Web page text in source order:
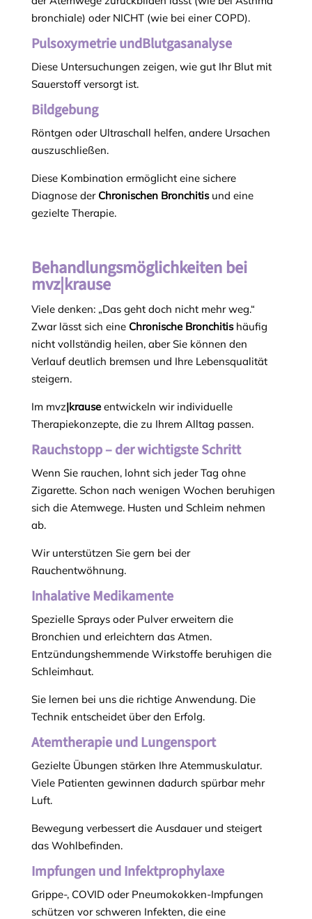
bronchiale) oder NICHT (wie bei einer COPD).
Pulsoxymetrie undBlutgasanalyse
Diese Untersuchungen zeigen, wie gut Ihr Blut mit
Sauerstoff versorgt ist.
Bildgebung
Röntgen oder Ultraschall helfen, andere Ursachen
auszuschließen.
Diese Kombination ermöglicht eine sichere
Diagnose der Chronischen Bronchitisund eine
gezielte Therapie.
Behandlungsmöglichkeiten bei
mvz|krause
Viele denken: „Das geht doch nicht mehr weg.“
Zwar lässt sich eine Chronische Bronchitishäufig
nicht vollständig heilen, aber Sie können den
Verlauf deutlich bremsen und Ihre Lebensqualität
steigern.
Im mvz|krauseentwickeln wir individuelle
Therapiekonzepte, die zu Ihrem Alltag passen.
Rauchstopp – der wichtigste Schritt
Wenn Sie rauchen, lohnt sich jeder Tag ohne
Zigarette. Schon nach wenigen Wochen beruhigen
sich die Atemwege. Husten und Schleim nehmen
ab.
Wir unterstützen Sie gern bei der
Rauchentwöhnung.
Inhalative Medikamente
Spezielle Sprays oder Pulver erweitern die
Bronchien und erleichtern das Atmen.
Entzündungshemmende Wirkstoffe beruhigen die
Schleimhaut.
Sie lernen bei uns die richtige Anwendung. Die
Technik entscheidet über den Erfolg.
Atemtherapie und Lungensport
Gezielte Übungen stärken Ihre Atemmuskulatur.
Viele Patienten gewinnen dadurch spürbar mehr
Luft.
Bewegung verbessert die Ausdauer und steigert
das Wohlbefinden.
Impfungen und Infektprophylaxe
Grippe-, COVID oder Pneumokokken-Impfungen
schützen vor schweren Infekten, die eine